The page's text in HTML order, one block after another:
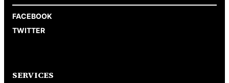
FACEBOOK
TWITTER
SERVICES